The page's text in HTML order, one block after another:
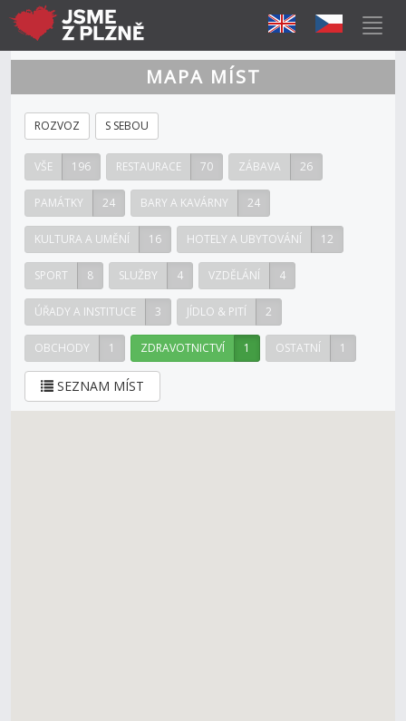
MAPA MÍST
ROZVOZ S SEBOU
VŠE 196 RESTAURACE 70 ZÁBAVA 26
PAMÁTKY 24 BARY A KAVÁRNY 24
KULTURA A UMĚNÍ 16 HOTELY A UBYTOVÁNÍ 12
SPORT 8 SLUŽBY 4 VZDĚLÁNÍ 4
ÚŘADY A INSTITUCE 3 JÍDLO & PITÍ 2
OBCHODY 1 ZDRAVOTNICTVÍ 1 OSTATNÍ 1
SEZNAM MÍST